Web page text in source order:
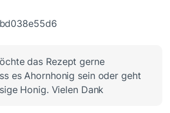
das Rezept gerne
es Ahornhonig sein oder geht
Honig. Vielen Dank